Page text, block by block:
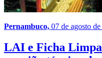
Pernambuco, 07 de agosto
LAI e Ficha Limpa